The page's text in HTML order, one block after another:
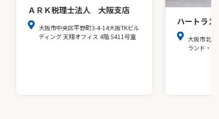
ＡＲＫ税理士法人 大阪支店
大阪市中央区平野町3-4-14大阪TKビル
ディング 天翔オフィス 4階 S411号室
ハートラ
大阪市北
ランド・